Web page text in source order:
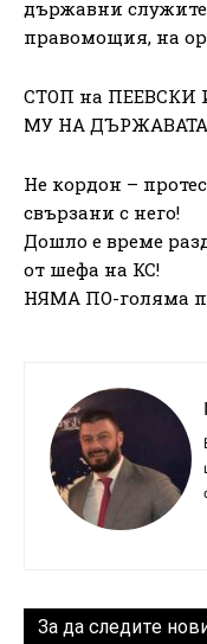
държавни
правомощия, на
СТОП на ПЕЕВСКИ
МУ НА
Не кордон –
свързани с него!
Дошло е време
от шефа на КС!
НЯМА ПО-голяма
За да следите